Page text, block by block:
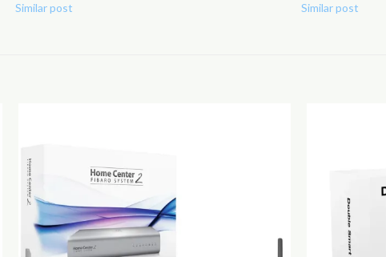
Similar post
Similar post